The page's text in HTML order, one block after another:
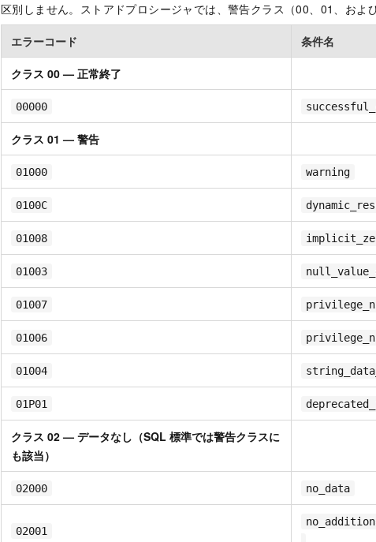
区別しません。ストアドプロシージャでは、警告クラス（00、01、およ
エラーコード 条件名
クラス 00 — 正常終了
00000
クラス 01 — 警告
01000 warning
0100C
01008
01003
01007
01006
01004
01P01
クラス 02 — データなし（SQL 標準では警告クラスに
も該当）
02000 no_data
02001